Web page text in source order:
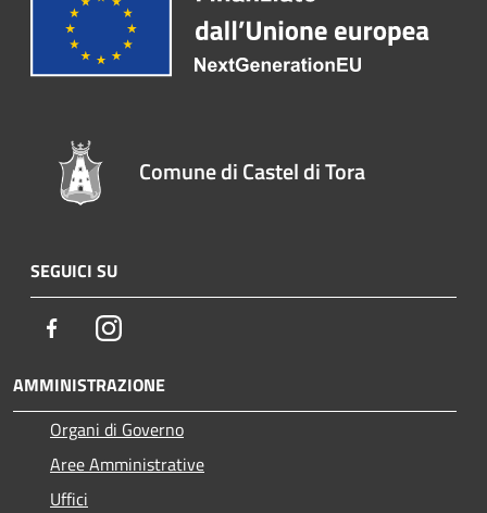
Comune di Castel di Tora
SEGUICI SU
FacebookInstagram
AMMINISTRAZIONE
Organi di Governo
Aree Amministrative
Uffici